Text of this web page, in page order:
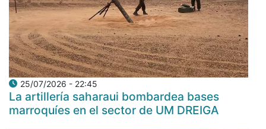
25/07/2026 - 22:45
La artillería saharaui bombardea bases
marroquíes en el sector de UM DREIGA